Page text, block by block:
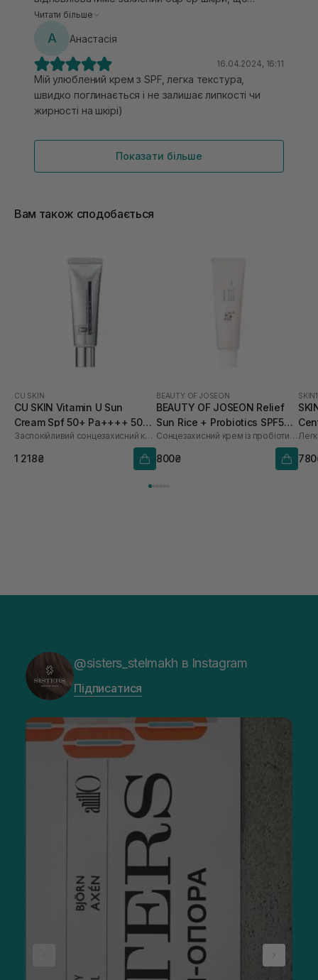
актуально для тих, хто лікує акне. Також у складі
кислоти - засіб фактично замінює зволожуючий
крем. Текстура відносно легка, крем швидко
вбирається в шкіру. Зі своєю функцією
справляється, не липкий, не скочується, підійде
для чутливої шкіри.
Читати більше
А Анастасія
16.04.2024, 16:11
Мій улюблений крем з SPF, легка текстура,
швидко поглинається і не залишає липкості чи
жирності на шкірі)
Показати більше
Вам також сподобається
CU SKIN
CU SKIN Vitamin U Sun
Cream Spf 50+ Pa++++ 50
мл
Заспокійливий сонцезахисний крем з вітаміном U та пептидами
1 218₴
BEAUTY OF JOSEON
BEAUTY OF JOSEON Relief
Sun Rice + Probiotics SPF50+
PA++++ 50 мл
Сонцезахисний крем із пробіотиками
800₴
50
@sisters_stelmakh в Instagram
Підписатися